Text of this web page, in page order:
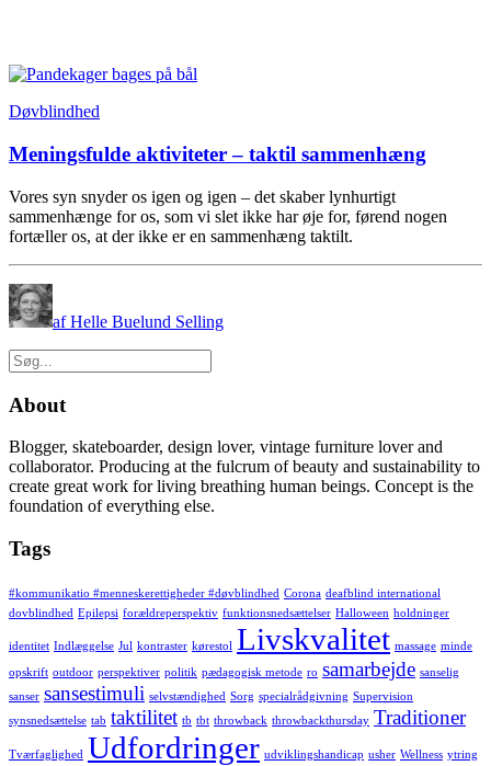
Døvblindhed
Meningsfulde aktiviteter – taktil sammenhæng
Vores syn snyder os igen og igen – det skaber lynhurtigt
sammenhænge for os, som vi slet ikke har øje for, førend nogen
fortæller os, at der ikke er en sammenhæng taktilt.
af Helle Buelund Selling
About
Blogger, skateboarder, design lover, vintage furniture lover and
collaborator. Producing at the fulcrum of beauty and sustainability to
create great work for living breathing human beings. Concept is the
foundation of everything else.
Tags
#kommunikatio #menneskerettigheder #døvblindhed Corona deafblind international
dovblindhed Epilepsi forældreperspektiv funktionsnedsættelser Halloween holdninger
identitet Indlæggelse Jul kontraster kørestol Livskvalitet massage minde
opskrift outdoor perspektiver politik pædagogisk metode ro samarbejde sanselig
sanser sansestimuli selvstændighed Sorg specialrådgivning Supervision
synsnedsættelse tab taktilitet tb tbt throwback throwbackthursday Traditioner
Tværfaglighed Udfordringer udviklingshandicap usher Wellness ytring